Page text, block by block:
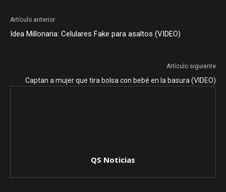
Artículo anterior
Idea Millonaria: Celulares Fake para asaltos (VIDEO)
Artículo siguiente
Captan a mujer que tira bolsa con bebé en la basura (VIDEO)
QS Noticias